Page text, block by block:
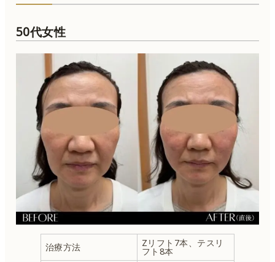
50代女性
治療方法 Zリフト7本、テスリ
フト8本